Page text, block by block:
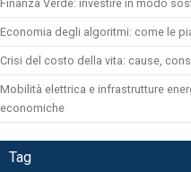
Finanza Verde: investire in modo
Economia degli algoritmi: come le
Crisi del costo della vita: cause,
Mobilità elettrica e infrastrutture
economiche
Tag